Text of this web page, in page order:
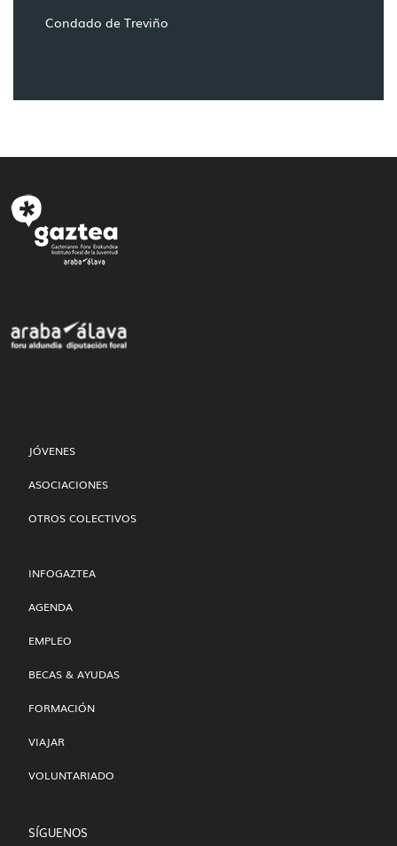
Condado de Treviño
JÓVENES
ASOCIACIONES
OTROS COLECTIVOS
INFOGAZTEA
AGENDA
EMPLEO
BECAS & AYUDAS
FORMACIÓN
VIAJAR
VOLUNTARIADO
SÍGUENOS